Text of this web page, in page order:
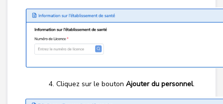
Cliquez sur le bouton Ajouter du personnel.